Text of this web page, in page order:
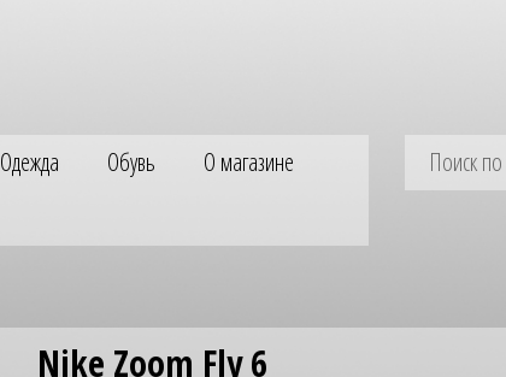
Одежда Обувь
О магазине
Nike Zoom Fly 6